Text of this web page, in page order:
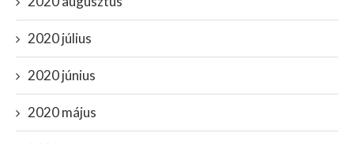
2020 július
2020 június
2020 május